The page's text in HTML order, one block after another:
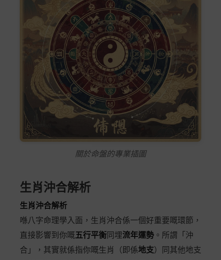
關於命盤的專業插圖
生肖沖合解析
生肖沖合解析
喺八字命理學入面，生肖沖合係一個好重要嘅環節，
直接影響到你嘅五行平衡 同埋流年運勢 。所謂「沖
合」，其實就係指你嘅生肖（即係地支）同其他地支